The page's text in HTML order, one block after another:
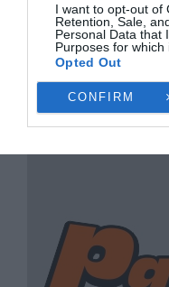
I want to opt-out of
Retention, Sale,
Personal Data that
Purposes for which
Opted Out
CONFIRM